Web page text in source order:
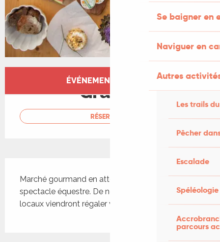
Se baigner en
Naviguer en
Autres
Les trails
Pêcher
Escalade
Spéléologie
parcours
Ouverture et coordonnées
ÉVÉNEMENT TERMINÉ
Gratuit
RÉSERVER
Marché gourmand en attendant le grand
spectacle équestre. De nombreux producteurs
locaux viendront régaler vos papilles